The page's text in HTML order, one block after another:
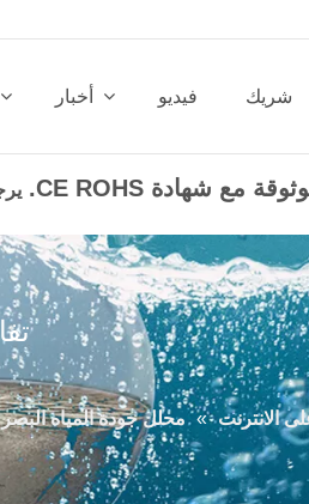
أخبار فيديو شريك
الانترنت » محلل جودة المياه